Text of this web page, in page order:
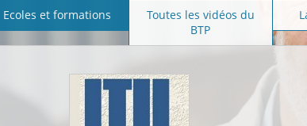
Ecoles et formations
Toutes les vidéos du
BTP